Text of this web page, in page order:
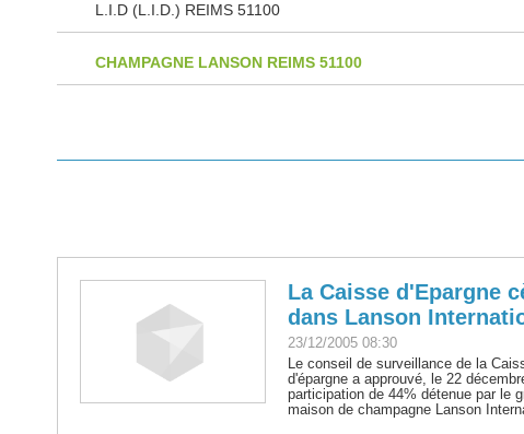
L.I.D (L.I.D.) REIMS 51100
CHAMPAGNE LANSON REIMS 51100
La Caisse d'Epargne
dans Lanson
23/12/2005 08:30
Le conseil de surveillance de la
d'épargne a approuvé, le 22
participation de 44% détenue par le
maison de champagne Lanson